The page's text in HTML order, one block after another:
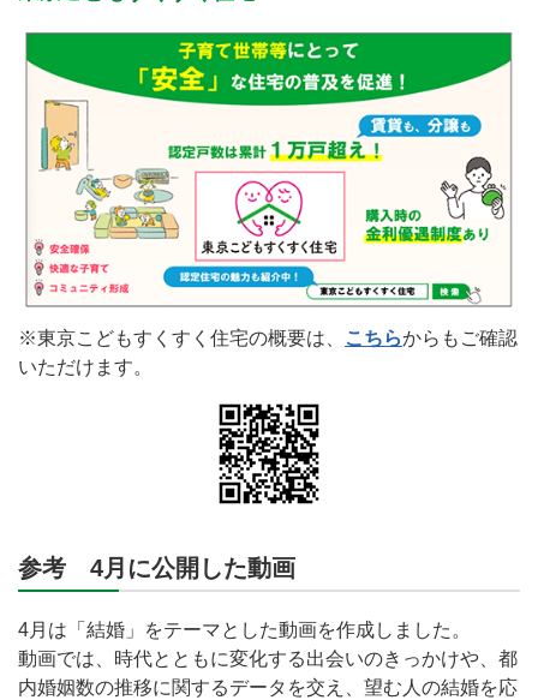
※東京こどもすくすく住宅の概要は、 こちらからもご確認
いただけます。
参考 4月に公開した動画
4月は「結婚」をテーマとした動画を作成しました。
動画では、時代とともに変化する出会いのきっかけや、都
内婚姻数の推移に関するデータを交え、望む人の結婚を応